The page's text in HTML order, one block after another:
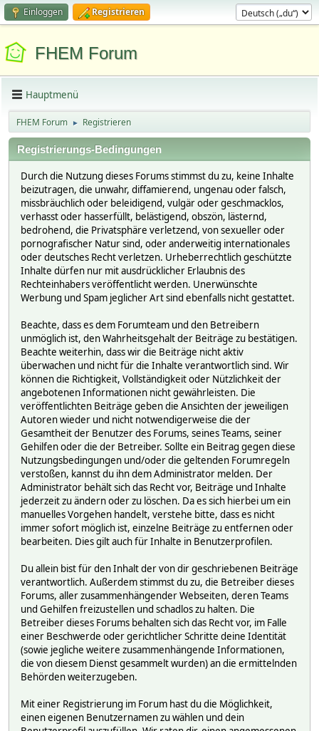
Einloggen Registrieren
FHEM Forum
Hauptmenü
FHEM Forum ► Registrieren
Registrierungs-Bedingungen
Durch die Nutzung dieses Forums stimmst du zu, keine Inhalte
beizutragen, die unwahr, diffamierend, ungenau oder falsch,
missbräuchlich oder beleidigend, vulgär oder geschmacklos,
verhasst oder hasserfüllt, belästigend, obszön, lästernd,
bedrohend, die Privatsphäre verletzend, von sexueller oder
pornografischer Natur sind, oder anderweitig internationales
oder deutsches Recht verletzen. Urheberrechtlich geschützte
Inhalte dürfen nur mit ausdrücklicher Erlaubnis des
Rechteinhabers veröffentlicht werden. Unerwünschte
Werbung und Spam jeglicher Art sind ebenfalls nicht gestattet.
Beachte, dass es dem Forumteam und den Betreibern
unmöglich ist, den Wahrheitsgehalt der Beiträge zu bestätigen.
Beachte weiterhin, dass wir die Beiträge nicht aktiv
überwachen und nicht für die Inhalte verantwortlich sind. Wir
können die Richtigkeit, Vollständigkeit oder Nützlichkeit der
angebotenen Informationen nicht gewährleisten. Die
veröffentlichten Beiträge geben die Ansichten der jeweiligen
Autoren wieder und nicht notwendigerweise die der
Gesamtheit der Benutzer des Forums, seines Teams, seiner
Gehilfen oder die der Betreiber. Sollte ein Beitrag gegen diese
Nutzungsbedingungen und/oder die geltenden Forumregeln
verstoßen, kannst du ihn dem Administrator melden. Der
Administrator behält sich das Recht vor, Beiträge und Inhalte
jederzeit zu ändern oder zu löschen. Da es sich hierbei um ein
manuelles Vorgehen handelt, verstehe bitte, dass es nicht
immer sofort möglich ist, einzelne Beiträge zu entfernen oder
bearbeiten. Dies gilt auch für Inhalte in Benutzerprofilen.
Du allein bist für den Inhalt der von dir geschriebenen Beiträge
verantwortlich. Außerdem stimmst du zu, die Betreiber dieses
Forums, aller zusammenhängender Webseiten, deren Teams
und Gehilfen freizustellen und schadlos zu halten. Die
Betreiber dieses Forums behalten sich das Recht vor, im Falle
einer Beschwerde oder gerichtlicher Schritte deine Identität
(sowie jegliche weitere zusammenhängende Informationen,
die von diesem Dienst gesammelt wurden) an die ermittelnden
Behörden weiterzugeben.
Mit einer Registrierung im Forum hast du die Möglichkeit,
einen eigenen Benutzernamen zu wählen und dein